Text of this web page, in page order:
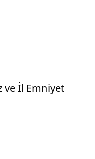
ve İl Emniyet